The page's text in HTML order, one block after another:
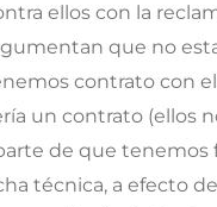
ellos con la
que no
contrato con
un contrato (ellos
de que tenemos
técnica, a efecto